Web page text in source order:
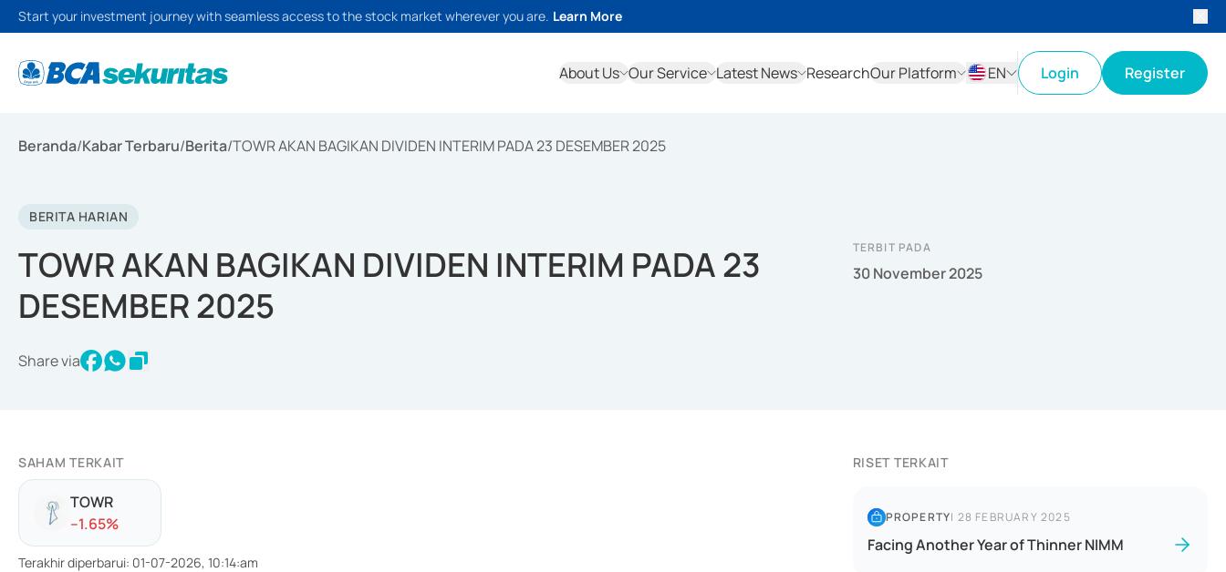
Start your investment journey with seamless access to the stock market wherever you are. Learn More
About Us Our Service Latest News ResearchOur Platform
EN
Login Register
Beranda/Kabar Terbaru/Berita/TOWR AKAN BAGIKAN DIVIDEN INTERIM PADA 23 DESEMBER 2025
BERITA HARIAN
TOWR AKAN BAGIKAN DIVIDEN INTERIM PADA 23
DESEMBER 2025
Share via
TERBIT PADA
30 November 2025
SAHAM TERKAIT
TOWR
--1.65%
Terakhir diperbarui: 01-07-2026, 10:14:am
RISET TERKAIT
PROPERTY| 28 FEBRUARY 2025
Facing Another Year of Thinner NIMM